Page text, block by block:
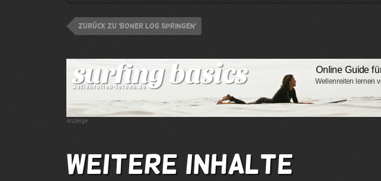
zurück zu 'Boner Log springen'
Anzeige
Weitere Inhalte